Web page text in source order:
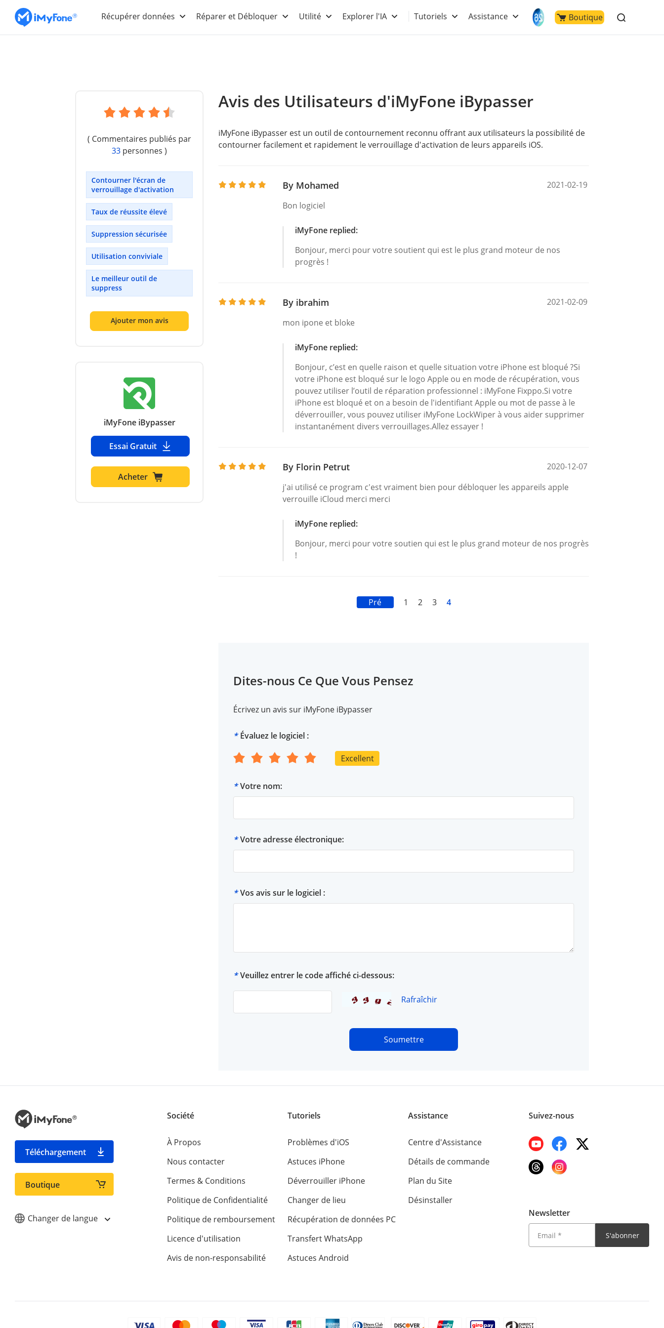
Récupérer données Réparer et Débloquer Utilité Explorer l'IA Tutoriels Assistance Boutique
( Commentaires publiés par
33 personnes )
Contourner l'écran de
verrouillage d'activation
Taux de réussite élevé
Suppression sécurisée
Utilisation conviviale
Le meilleur outil de
suppress
Ajouter mon avis
iMyFone iBypasser
Essai Gratuit
Acheter
Avis des Utilisateurs d'iMyFone iBypasser
iMyFone iBypasser est un outil de contournement reconnu offrant aux utilisateurs la possibilité de
contourner facilement et rapidement le verrouillage d'activation de leurs appareils iOS.
By Mohamed
2021-02-19
Bon logiciel
iMyFone replied:
Bonjour, merci pour votre soutient qui est le plus grand moteur de nos
progrès !
By ibrahim
2021-02-09
mon ipone et bloke
iMyFone replied:
Bonjour, c’est en quelle raison et quelle situation votre iPhone est bloqué ?Si
votre iPhone est bloqué sur le logo Apple ou en mode de récupération, vous
pouvez utiliser l’outil de réparation professionnel : iMyFone Fixppo.Si votre
iPhone est bloqué et on a besoin de l'identifiant Apple ou mot de passe à le
déverrouiller, vous pouvez utiliser iMyFone LockWiper à vous aider supprimer
instantanément divers verrouillages.Allez essayer !
By Florin Petrut
2020-12-07
j'ai utilisé ce program c'est vraiment bien pour débloquer les appareils apple
verrouille iCloud merci merci
iMyFone replied:
Bonjour, merci pour votre soutien qui est le plus grand moteur de nos progrès
!
Pré 1 2 3 4
Dites-nous Ce Que Vous Pensez
Écrivez un avis sur iMyFone iBypasser
* Évaluez le logiciel :
Excellent
* Votre nom:
* Votre adresse électronique:
* Vos avis sur le logiciel :
* Veuillez entrer le code affiché ci-dessous:
Rafraîchir
Soumettre
Téléchargement
Boutique
Changer de langue
Société
À Propos
Nous contacter
Termes & Conditions
Politique de Confidentialité
Politique de remboursement
Licence d'utilisation
Avis de non-responsabilité
Tutoriels
Problèmes d'iOS
Astuces iPhone
Déverrouiller iPhone
Changer de lieu
Récupération de données PC
Transfert WhatsApp
Astuces Android
Assistance
Centre d'Assistance
Détails de commande
Plan du Site
Désinstaller
Suivez-nous
Newsletter
S'abonner